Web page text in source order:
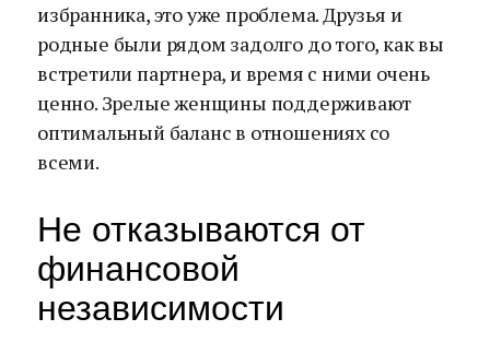
избранника, это уже проблема. Друзья и
родные были рядом задолго до того, как вы
встретили партнера, и время с ними очень
ценно. Зрелые женщины поддерживают
оптимальный баланс в отношениях со
всеми.
Не отказываются от
финансовой
независимости